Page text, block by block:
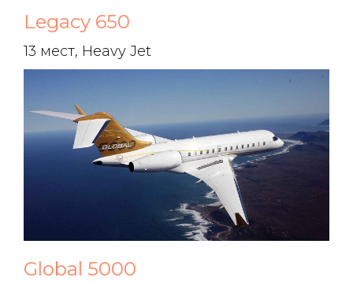
Legacy 650
13 мест, Heavy Jet
Global 5000